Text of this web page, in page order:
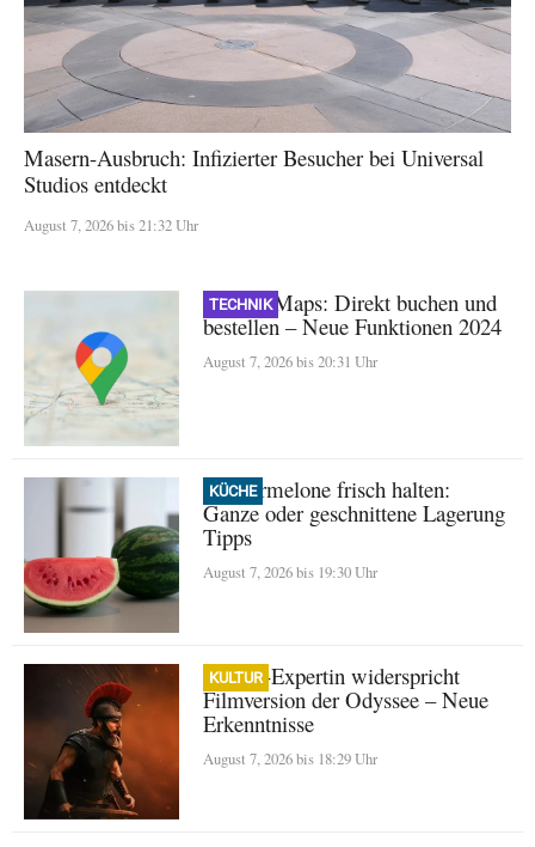
Masern-Ausbruch: Infizierter Besucher bei Universal
Studios entdeckt
August 7, 2026 bis 21:32 Uhr
TECHNIK
Google Maps: Direkt buchen und
bestellen – Neue Funktionen 2024
August 7, 2026 bis 20:31 Uhr
KÜCHE
Wassermelone frisch halten:
Ganze oder geschnittene Lagerung
Tipps
August 7, 2026 bis 19:30 Uhr
KULTUR
Homer-Expertin widerspricht
Filmversion der Odyssee – Neue
Erkenntnisse
August 7, 2026 bis 18:29 Uhr